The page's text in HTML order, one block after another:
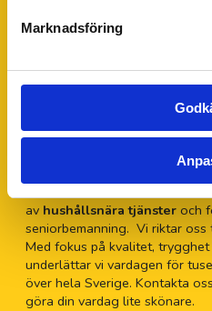
Marknadsföring
Adress: Fagottvägen 1, 633
av hushållsnära tjänsteroch
seniorbemanning. Vi riktar
Med fokus på kvalitet,
underlättar vi vardagen för
över hela Sverige. Kontakta
göra din vardag lite skönare.